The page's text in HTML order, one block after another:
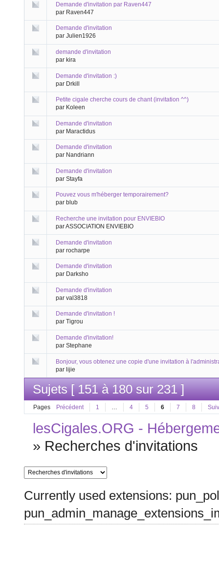
Demande d'invitation par Raven447
par Raven447
Demande d'invitation
par Julien1926
demande d'invitation
par kira
Demande d'invitation :)
par Drkill
Petite cigale cherche cours de chant (invitation ^^)
par Koleen
Demande d'invitation
par Maractidus
Demande d'invitation
par Nandriann
Demande d'invitation
par Stayfa
Pouvez vous m'héberger temporairement?
par blub
Recherche une invitation pour ENVIEBIO
par ASSOCIATION ENVIEBIO
Demande d'invitation
par rocharpe
Demande d'invitation
par Darksho
Demande d'invitation
par val3818
Demande d'invitation !
par Tigrou
Demande d'invitation!
par Stephane
Bonjour, vous obtenez une copie d'une invitation à
par lijie
Sujets [ 151 à 180 sur 231 ]
Pages Précédent 1 4 5 6 7 8
lesCigales.ORG -
» Recherches d'invitations
Currently used extensions: